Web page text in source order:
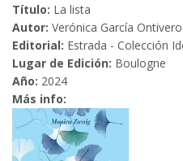
Título: La lista
Autor: Verónica García
Editorial: Estrada - Colección
Lugar de Edición: Boulogne
Año: 2024
Más info: